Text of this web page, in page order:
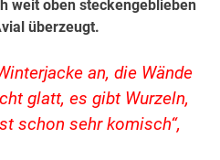
weit oben steckengeblieben
überzeugt.
an, die Wände
glatt, es gibt Wurzeln,
schon sehr komisch“,